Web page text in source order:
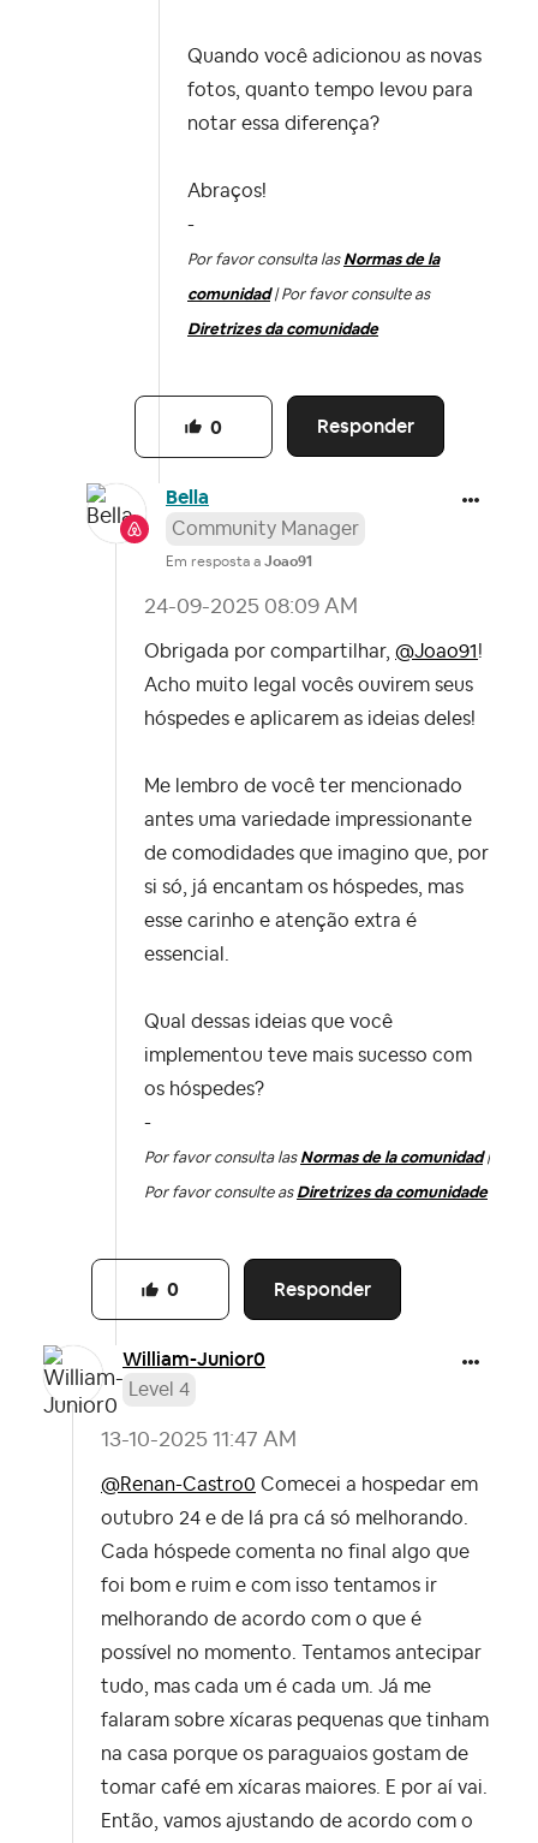
Quando você adicionou as novas
fotos, quanto tempo levou para
notar essa diferença?
Abraços!
-
Por favor consulta las Normas de la
comunidad| Por favor consulte as
Diretrizes da comunidade
Responder
0
Bella
Community Manager
Em resposta a Joao91
‎24-09-2025 08:09 AM
Obrigada por compartilhar, @Joao91!
Acho muito legal vocês ouvirem seus
hóspedes e aplicarem as ideias deles!
Me lembro de você ter mencionado
antes uma variedade impressionante
de comodidades que imagino que, por
si só, já encantam os hóspedes, mas
esse carinho e atenção extra é
essencial.
Qual dessas ideias que você
implementou teve mais sucesso com
os hóspedes?
-
Por favor consulta las Normas de la comunidad|
Por favor consulte as Diretrizes da comunidade
Responder
0
William-Junior0
Level 4
‎13-10-2025 11:47 AM
@Renan-Castro0 Comecei a hospedar em
outubro 24 e de lá pra cá só melhorando.
Cada hóspede comenta no final algo que
foi bom e ruim e com isso tentamos ir
melhorando de acordo com o que é
possível no momento. Tentamos antecipar
tudo, mas cada um é cada um. Já me
falaram sobre xícaras pequenas que tinham
na casa porque os paraguaios gostam de
tomar café em xícaras maiores. E por aí vai.
Então, vamos ajustando de acordo com o